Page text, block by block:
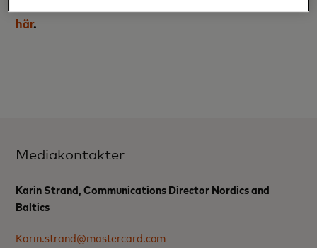
här.
Mediakontakter
Karin Strand, Communications Director Nordics and
Baltics
Karin.strand@mastercard.com